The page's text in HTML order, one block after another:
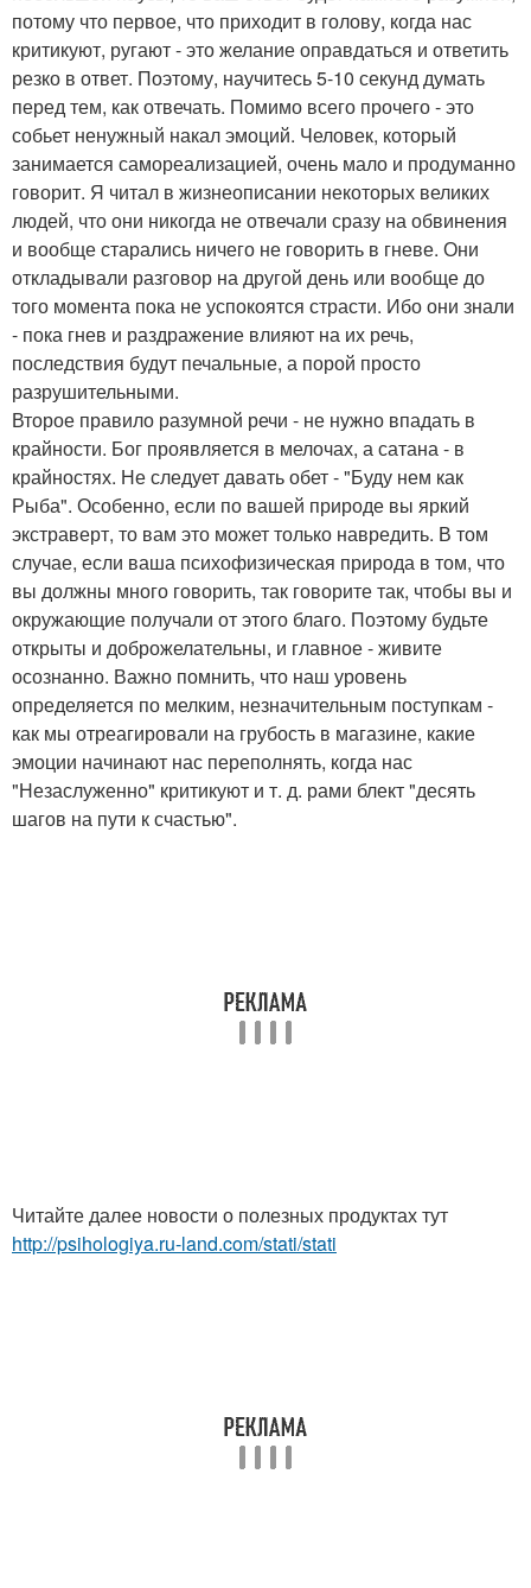
потому что первое, что приходит в голову, когда нас
критикуют, ругают - это желание оправдаться и ответить
резко в ответ. Поэтому, научитесь 5-10 секунд думать
перед тем, как отвечать. Помимо всего прочего - это
собьет ненужный накал эмоций. Человек, который
занимается самореализацией, очень мало и продуманно
говорит. Я читал в жизнеописании некоторых великих
людей, что они никогда не отвечали сразу на обвинения
и вообще старались ничего не говорить в гневе. Они
откладывали разговор на другой день или вообще до
того момента пока не успокоятся страсти. Ибо они знали
- пока гнев и раздражение влияют на их речь,
последствия будут печальные, а порой просто
разрушительными.
Второе правило разумной речи - не нужно впадать в
крайности. Бог проявляется в мелочах, а сатана - в
крайностях. Не следует давать обет - "Буду нем как
Рыба". Особенно, если по вашей природе вы яркий
экстраверт, то вам это может только навредить. В том
случае, если ваша психофизическая природа в том, что
вы должны много говорить, так говорите так, чтобы вы и
окружающие получали от этого благо. Поэтому будьте
открыты и доброжелательны, и главное - живите
осознанно. Важно помнить, что наш уровень
определяется по мелким, незначительным поступкам -
как мы отреагировали на грубость в магазине, какие
эмоции начинают нас переполнять, когда нас
"Незаслуженно" критикуют и т. д. рами блект "десять
шагов на пути к счастью".
Читайте далее новости о полезных продуктах тут
http://psihologiya.ru-land.com/stati/stati